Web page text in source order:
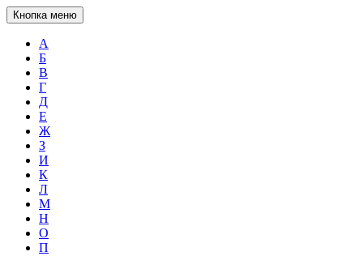
Кнопка меню
А
Б
В
Г
Д
Е
Ж
З
И
К
Л
М
Н
О
П